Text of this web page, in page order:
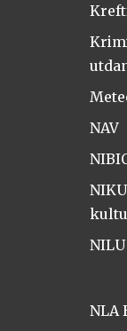
NAV
NILU
NLA